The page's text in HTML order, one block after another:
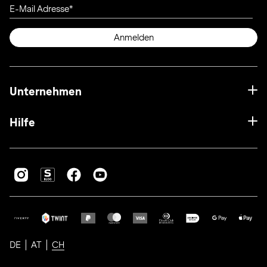
E-Mail Adresse
Anmelden
Unternehmen
Hilfe
DE AT CH